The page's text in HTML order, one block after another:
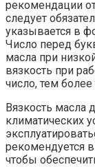
рекомендации
следует
указывается в
Число перед
масла при
вязкость при
число, тем
Вязкость масла
климатических
рекомендуется
чтобы